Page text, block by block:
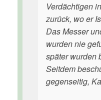
Verdächtigen
zurück, wo er
Das Messer
wurden nie
später wurden
Seitdem
gegenseitig,